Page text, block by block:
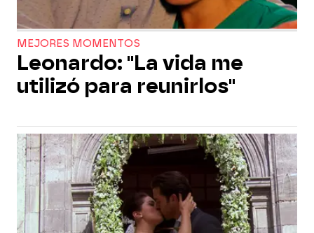
MEJORES MOMENTOS
Leonardo: "La vida me
utilizó para reunirlos"